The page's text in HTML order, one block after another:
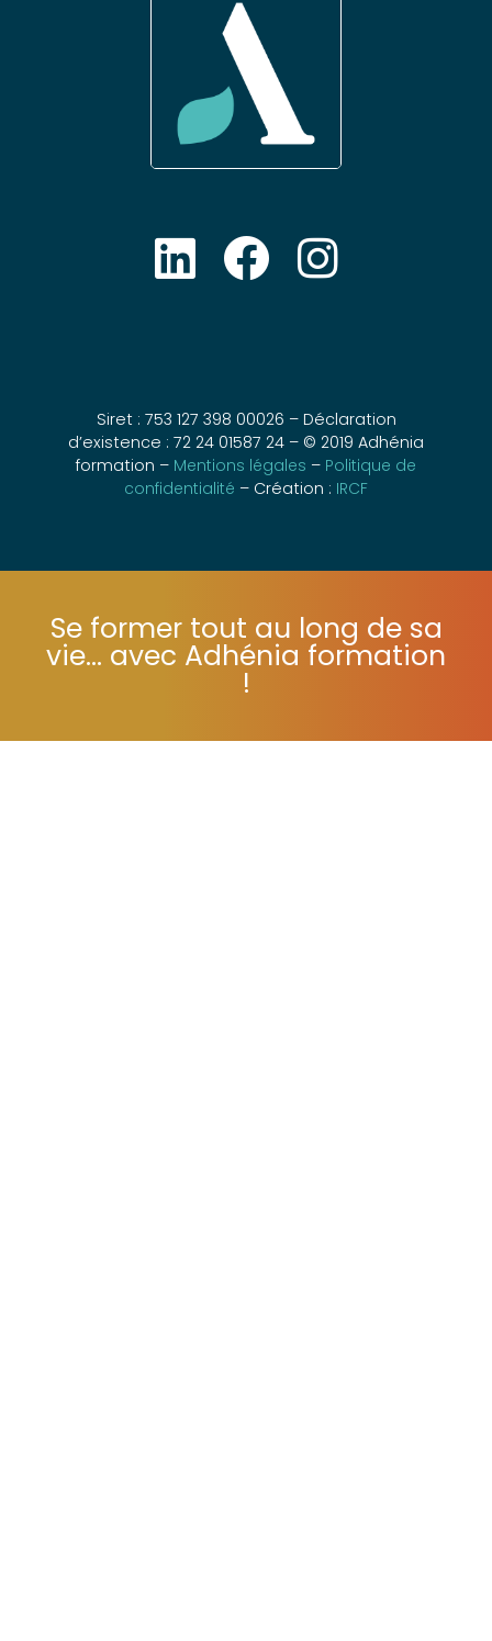
Siret : 753 127 398 00026 – Déclaration
d’existence : 72 24 01587 24 – © 2019 Adhénia
formation –Mentions légales
Politique de
confidentialité – Création : IRCF
Se former tout au long de sa
vie... avec Adhénia formation
!